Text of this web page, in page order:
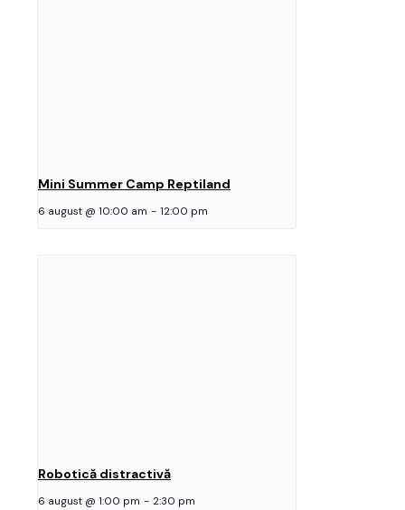
Mini Summer Camp Reptiland
6 august @ 10:00 am - 12:00 pm
Robotică distractivă
6 august @ 1:00 pm - 2:30 pm